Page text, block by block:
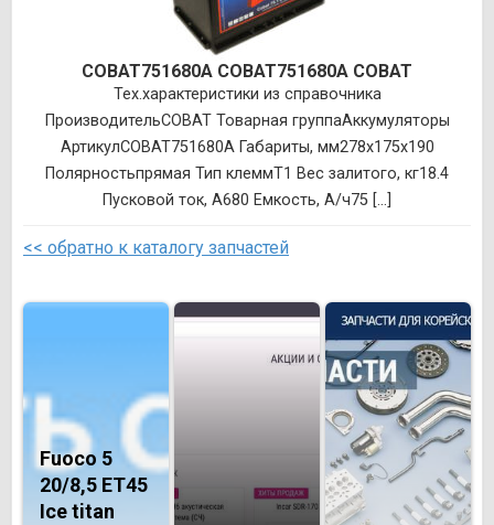
COBAT751680A COBAT751680A COBAT
Тех.характеристики из справочника
ПроизводительCOBAT Товарная группаАккумуляторы
АртикулCOBAT751680A Габариты, мм278x175x190
Полярностьпрямая Тип клеммT1 Вес залитого, кг18.4
Пусковой ток, А680 Емкость, А/ч75 [...]
<< обратно к каталогу запчастей
Fuoco 5
20/8,5 ET45
Ice titan